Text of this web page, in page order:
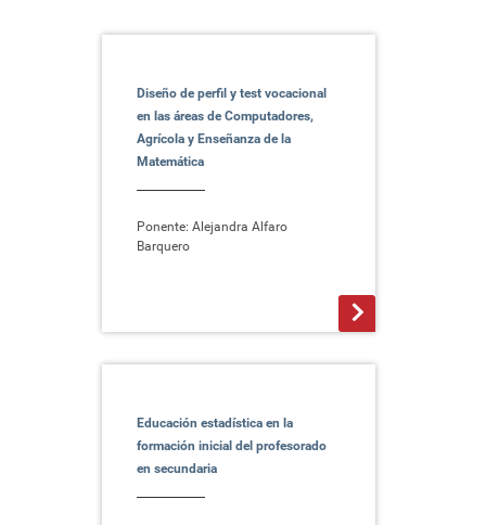
Diseño de perfil y test vocacional
en las áreas de Computadores,
Agrícola y Enseñanza de la
Matemática
Ponente: Alejandra Alfaro
Barquero
Educación estadística en la
formación inicial del profesorado
en secundaria